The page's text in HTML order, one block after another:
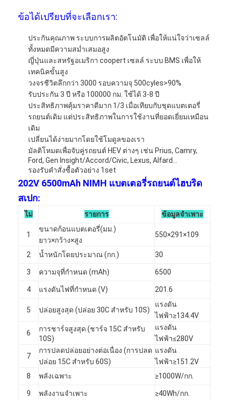
บ้าน
สินค้า
ข้อได้เปรียบที่จะเลือกเรา:
ประกันคุณภาพ ระบบการผลิตอัตโนมัติ เพื่อให้แน่ใจว่าเซลล์
ทั้งหมดมีความสม่ำเสมอสูง
ญี่ปุ่นและสหรัฐอเมริกา coopert เซลล์ ระบบ BMS เพื่อให้
เทคนิคขั้นสูง
วงจรชีวิตลึกกว่า 3000 รอบความจุ 500cyles>90%
รับประกัน 3 ปี หรือ 100000 กม. ใช้ได้ 3-8 ปี
ประสิทธิภาพคุ้มราคาดีมาก 1/3 เมื่อเทียบกับชุดแบตเตอรี่
รถยนต์เดิม แต่ประสิทธิภาพในการใช้งานที่ยอดเยี่ยมเหมือน
เดิม
เปลี่ยนได้ง่ายมากโดยใช้โมดูลของเรา
มัลติโหมดเพื่อจับคู่รถยนต์ HEV ต่างๆ เช่น Prius, Camry,
Ford, Gen Insight/Accord/Civic, Lexus, Alfard...
รองรับคำสั่งซื้อตัวอย่าง 1set
202V 6500mAh NIMH แบตเตอรี่รถยนต์ไฮบริด
สเปก:
ไม่ รายการ ข้อมูลจำเพาะ
1
ขนาดก้อนแบตเตอรี่(มม.)
ยาว×กว้าง×สูง
550×291×109
2 น้ำหนักโดยประมาณ (กก.) 30
3 ความจุที่กำหนด (mAh) 6500
4 แรงดันไฟที่กำหนด (V) 201.6
5 ปล่อยสูงสุด (ปล่อย 30C สำหรับ 10S)
แรงดัน
ไฟฟ้า≥134.4V
6
การชาร์จสูงสุด (ชาร์จ 15C สำหรับ
10S)
แรงดัน
ไฟฟ้า≤280V
7
การปลดปล่อยอย่างต่อเนื่อง (การปลด
ปล่อย 15C สำหรับ 60S)
แรงดัน
ไฟฟ้า≥151.2V
8
พลังเฉพาะ ≥1000W/กก.
9 พลังงานจำเพาะ ≥40Wh/กก.